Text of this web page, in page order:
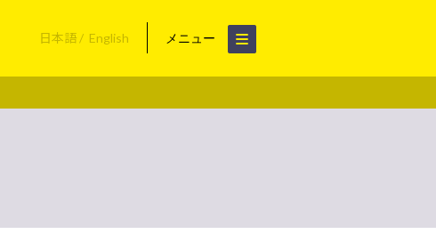
日本語 English メニュー